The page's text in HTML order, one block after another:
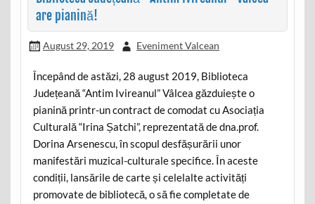
are pianină!
August 29, 2019 Eveniment Valcean
Începând de astăzi, 28 august 2019, Biblioteca
Județeană “Antim Ivireanul” Vâlcea găzduiește o
pianină printr-un contract de comodat cu Asociația
Culturală “Irina Șatchi”, reprezentată de dna.prof.
Dorina Arsenescu, în scopul desfășurării unor
manifestări muzical-culturale specifice. În aceste
condiții, lansările de carte și celelalte activități
promovate de bibliotecă, o să fie completate de